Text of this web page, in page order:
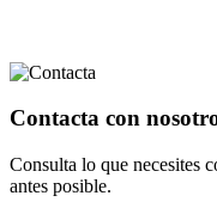
Contacta con
Consulta lo que necesites
antes posible.